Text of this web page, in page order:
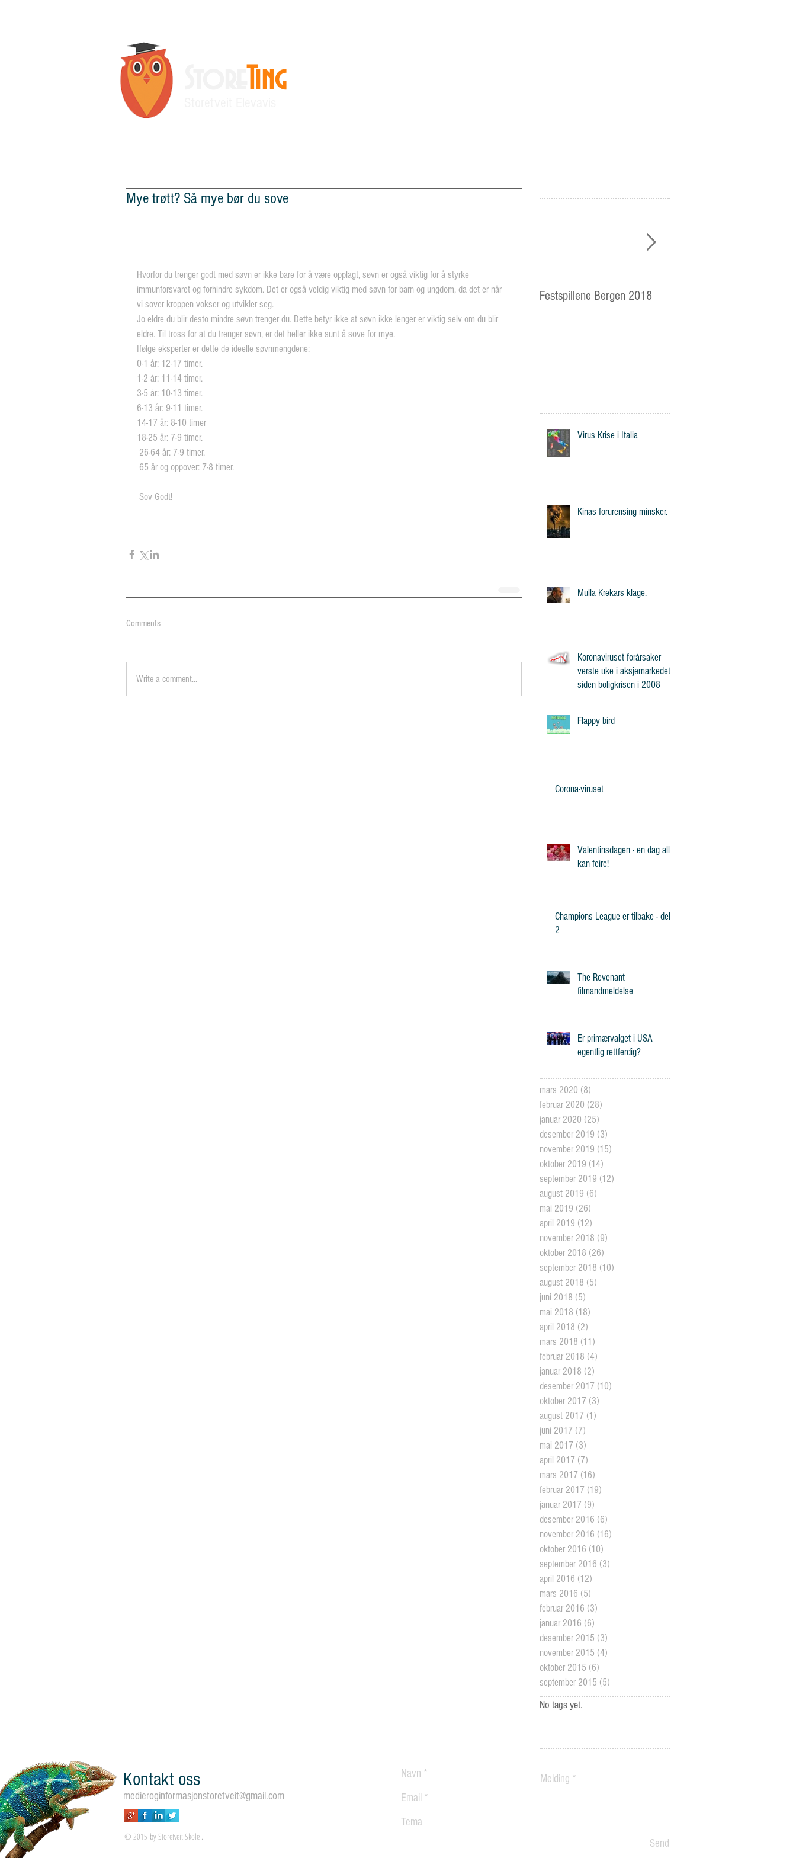
Ting
Mye trøtt? Så mye bør du sove
Hvorfor du trenger godt med søvn er ikke bare for å være opplagt, søvn er også viktig for å styrke
immunforsvaret og forhindre sykdom. Det er også veldig viktig med søvn for barn og ungdom, da det er når
vi sover kroppen vokser og utvikler seg.
Jo eldre du blir desto mindre søvn trenger du. Dette betyr ikke at søvn ikke lenger er viktig selv om du blir
eldre. Til tross for at du trenger søvn, er det heller ikke sunt å sove for mye.
Ifølge eksperter er dette de ideelle søvnmengdene:
0-1 år: 12-17 timer.
1-2 år: 11-14 timer.
3-5 år: 10-13 timer.
6-13 år: 9-11 timer.
14-17 år: 8-10 timer
18-25 år: 7-9 timer.
26-64 år: 7-9 timer.
65 år og oppover: 7-8 timer.
Sov Godt!
Comments
Write a comment...
Festspillene Bergen 2018
Virus Krise i Italia
Kinas forurensing minsker.
Mulla Krekars klage.
Koronaviruset forårsaker
verste uke i aksjemarkedet
siden boligkrisen i 2008
Flappy bird
Corona-viruset
Valentinsdagen - en dag alle
kan feire!
Champions League er tilbake - del
2
The Revenant
filmandmeldelse
Er primærvalget i USA
egentlig rettferdig?
mars 2020 (8)
februar 2020 (28)
januar 2020 (25)
desember 2019 (3)
november 2019 (15)
oktober 2019 (14)
september 2019 (12)
august 2019 (6)
mai 2019 (26)
april 2019 (12)
november 2018 (9)
oktober 2018 (26)
september 2018 (10)
august 2018 (5)
juni 2018 (5)
mai 2018 (18)
april 2018 (2)
mars 2018 (11)
februar 2018 (4)
januar 2018 (2)
desember 2017 (10)
oktober 2017 (3)
august 2017 (1)
juni 2017 (7)
mai 2017 (3)
april 2017 (7)
mars 2017 (16)
februar 2017 (19)
januar 2017 (9)
desember 2016 (6)
november 2016 (16)
oktober 2016 (10)
september 2016 (3)
april 2016 (12)
mars 2016 (5)
februar 2016 (3)
januar 2016 (6)
desember 2015 (3)
november 2015 (4)
oktober 2015 (6)
september 2015 (5)
No tags yet.
© 2015 by Storetveit Skole .
Kontakt oss
medieroginformasjonstoretveit@gmail.com
Send